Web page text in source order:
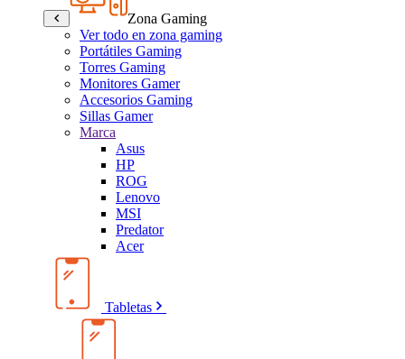
Zona Gaming
Ver todo en zona gaming
Portátiles Gaming
Torres Gaming
Monitores Gamer
Accesorios Gaming
Sillas Gamer
Marca
Asus
HP
ROG
Lenovo
MSI
Predator
Acer
Tabletas